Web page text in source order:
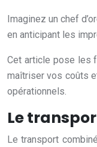
Imaginez un chef
en anticipant les
Cet article pose les
maîtriser vos coûts
opérationnels.
Le
Le transport